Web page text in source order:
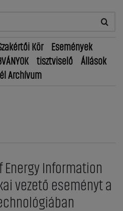
Kör
Események
tisztviselő
Állások
Archívum
Energy Information
vezető eseményt a